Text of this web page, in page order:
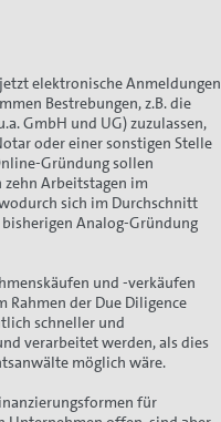
elektronische Anmeldungen
Bestrebungen, z.B. die
GmbH und UG) zuzulassen,
oder einer sonstigen Stelle
Gründung sollen
Arbeitstagen im
sich im Durchschnitt
Analog-Gründung
und -verkäufen
der Due Diligence
schneller und
verarbeitet werden, als dies
möglich wäre.
für